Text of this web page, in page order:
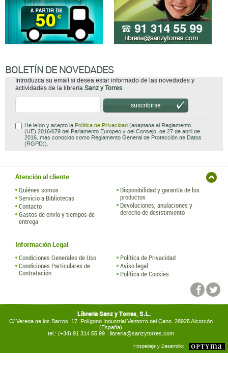
BOLETÍN DE NOVEDADES
Introduzca su email si desea estar informado de las novedades y
actividades de la librería Sanz y Torres.
suscribirse
He leído y acepto la Política de Privacidad (adaptada al Reglamento
(UE) 2016/679 del Parlamento Europeo y del Consejo, de 27 de abril de
2016, mas conocido como Reglamento General de Protección de Datos
(RGPD)).
Atención al cliente
Quiénes somos
Servicio a Bibliotecas
Contacto
Gastos de envío y tiempos de
entrega
Disponibilidad y garantía de los
productos
Devoluciones, anulaciones y
derecho de desistimiento
Información Legal
Condiciones Generales de Uso
Condiciones Particulares de
Contratación
Política de Privacidad
Aviso legal
Política de Cookies
Librería Sanz y Torres, S.L.
C/ Vereda de los Barros, 17. Polígono Industrial Ventorro del Cano. 28925 Alcorcón
(España)
tel.: (+34) 91 314 55 99 · libreria@sanzytorres.com
Hospedaje y Desarrollo: